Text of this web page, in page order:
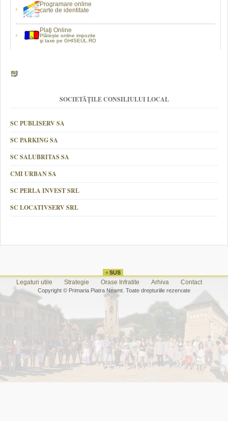
Programare online
carte de identitate
Plaţi Online
Plătește online impozite
şi taxe pe GHISEUL.RO
SOCIETĂȚILE CONSILIULUI LOCAL
SC PUBLISERV SA
SC PARKING SA
SC SALUBRITAS SA
CMI URBAN SA
SC PERLA INVEST SRL
SC LOCATIVSERV SRL
Legaturi utile Strategie Orase Infratite Arhiva Contact
Copyright © Primaria Piatra Neamt. Toate drepturiile rezervate